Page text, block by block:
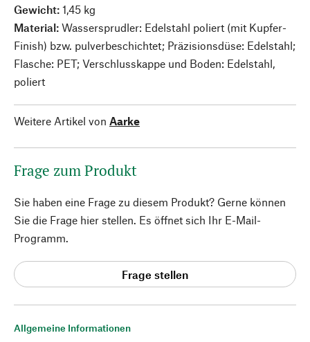
Allgemeine Informationen
Gewicht: 1,45 kg
Material: Wassersprudler: Edelstahl poliert (mit Kupfer-
Finish) bzw. pulverbeschichtet; Präzisionsdüse: Edelstahl;
Flasche: PET; Verschlusskappe und Boden: Edelstahl,
poliert
Weitere Artikel von Aarke
Frage zum Produkt
Sie haben eine Frage zu diesem Produkt? Gerne können
Sie die Frage hier stellen. Es öffnet sich Ihr E-Mail-
Programm.
Frage stellen